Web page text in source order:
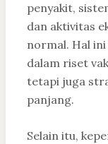
penyakit,
dan aktivitas
normal. Hal
dalam riset
tetapi juga
panjang.
Selain itu,